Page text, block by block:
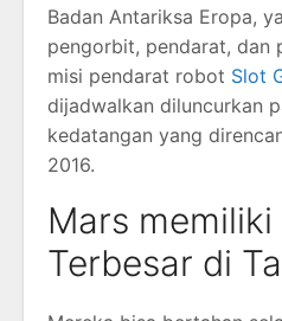
Badan Antariksa Eropa,
pengorbit, pendarat, dan
misi pendarat robot Slot
dijadwalkan diluncurkan
kedatangan yang
2016.
Mars
Terbesar di